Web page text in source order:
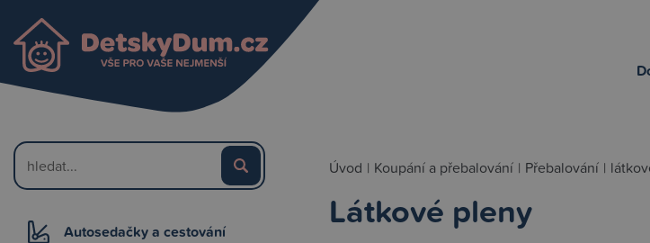
Autosedačky a cestování
Úvod | Koupání a přebalování | Přebalování |
Látkové pleny